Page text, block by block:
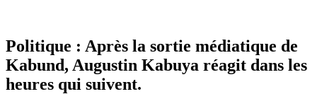
Politique : Après la sortie médiatique de
Kabund, Augustin Kabuya réagit dans les
heures qui suivent.